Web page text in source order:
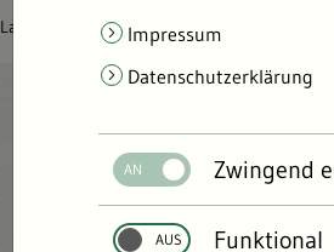
Land- & ForstwirtschaftImpressum
Datenschutzerklärung
Zwingend
Funktional